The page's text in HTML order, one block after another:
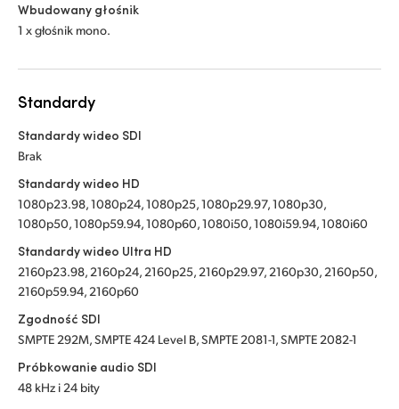
Wbudowany głośnik
1 x głośnik mono.
Standardy
Standardy wideo SDI
Brak
Standardy wideo HD
1080p23.98, 1080p24, 1080p25, 1080p29.97, 1080p30,
1080p50, 1080p59.94, 1080p60, 1080i50, 1080i59.94, 1080i60
Standardy wideo Ultra HD
2160p23.98, 2160p24, 2160p25, 2160p29.97, 2160p30, 2160p50,
2160p59.94, 2160p60
Zgodność SDI
SMPTE 292M, SMPTE 424 Level B, SMPTE 2081-1, SMPTE 2082-1
Próbkowanie audio SDI
48 kHz i 24 bity